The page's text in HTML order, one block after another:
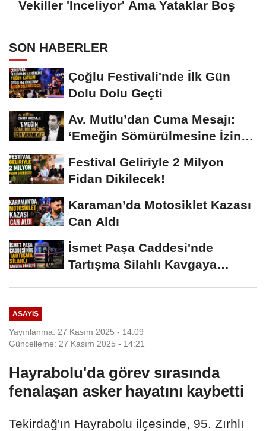
Vekiller 'İnceliyor' Ama Yataklar Boş
SON HABERLER
Çoğlu Festivali'nde İlk Gün
Dolu Dolu Geçti
Av. Mutlu’dan Cuma Mesajı:
‘Emeğin Sömürülmesine İzin
Festival Geliriyle 2 Milyon
Fidan Dikilecek!
Karaman’da Motosiklet Kazası
Can Aldı
İsmet Paşa Caddesi'nde
Tartışma Silahlı Kavgaya
ASAYIŞ
Yayınlanma: 27 Kasım 2025 - 14:09
Güncelleme: 27 Kasım 2025 - 14:21
Hayrabolu'da görev sırasında
fenalaşan asker hayatını kaybetti
Tekirdağ'ın Hayrabolu ilçesinde, 95. Zırhlı